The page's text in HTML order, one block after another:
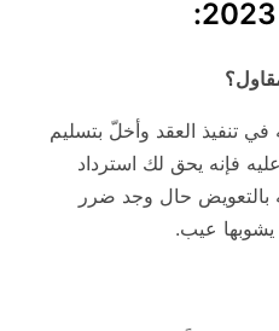
في تنفيذ العقد وأخلّ بتسليم
فإنه يحق لك استرداد
بالتعويض حال وجد ضرر
يشوبها عيب.